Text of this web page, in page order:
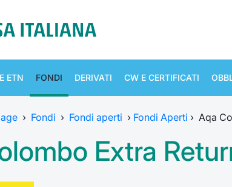
ETN FONDI DERIVATI CW E CERTIFICATI
› Fondi › Fondi aperti › Fondi Aperti › Aqa
Extra